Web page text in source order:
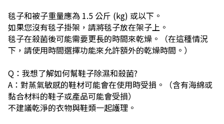
毯子和被子重量應為 1.5 公斤 (kg) 或以下。
如果您沒有毯子掛架，請將毯子放在架子上。
毯子在殺菌後可能需要更長的時間來乾燥。（在這種情況
下，請使用時間選擇功能來允許額外的乾燥時間。）
Q：我想了解如何幫鞋子除濕和殺菌?
A：對蒸氣敏感的鞋材可能會在使用時受損。（含有海綿或
黏合材料的鞋子或產品可能會受損）
不建議乾淨的衣物與鞋類一起護理。